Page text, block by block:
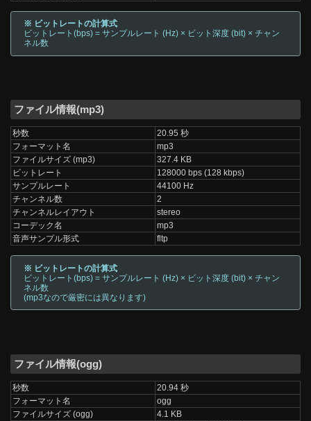
※ ビットレートの計算式
ビットレート(bps) = サンプルレート (Hz) × ビット深度 (bit) × チャン
ネル数
ファイル情報(mp3)
秒数
20.95 秒
フォーマット名
mp3
ファイルサイズ (mp3)
327.4 KB
ビットレート
128000 bps (128 kbps)
サンプルレート
44100 Hz
チャンネル数
2
チャンネルレイアウト
stereo
コーデック名
mp3
音声サンプル形式
fltp
※ ビットレートの計算式
ビットレート(bps) = サンプルレート (Hz) × ビット深度 (bit) × チャン
ネル数
(mp3なので厳密には異なります)
ファイル情報(ogg)
秒数
20.94 秒
フォーマット名
ogg
ファイルサイズ (ogg)
4.1 KB